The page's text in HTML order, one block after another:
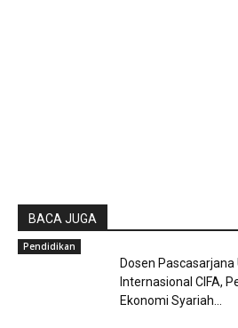
BACA JUGA
Pendidikan
Dosen Pascasarjana
Internasional CIFA,
Ekonomi Syariah...